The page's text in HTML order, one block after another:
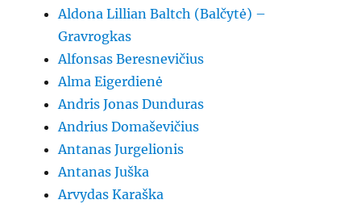
Aldona Lillian Baltch (Balčytė) –
Gravrogkas
Alfonsas Beresnevičius
Alma Eigerdienė
Andris Jonas Dunduras
Andrius Domaševičius
Antanas Jurgelionis
Antanas Juška
Arvydas Karaška